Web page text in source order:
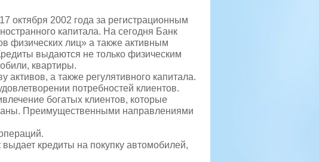
октября 2002 года за регистрационным
капитала. На сегодня Банк
физических лиц» а также активным
выдаются не только физическим
квартиры.
активов, а также регулятивного капитала.
потребностей клиентов.
богатых клиентов, которые
Преимущественными направлениями
кредиты на покупку автомобилей,